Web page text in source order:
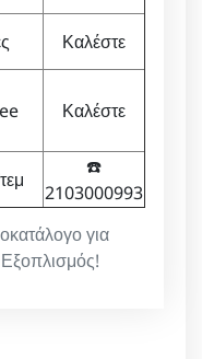
για
Καλέστε
Καλέστε
☎️
2103000993